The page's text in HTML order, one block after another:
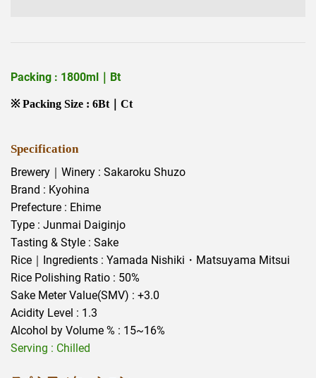
Packing : 1800ml｜Bt
※ Packing Size : 6Bt｜Ct
Specification
Brewery｜Winery : Sakaroku Shuzo
Brand : Kyohina
Prefecture : Ehime
Type : Junmai Daiginjo
Tasting & Style : Sake
Rice｜Ingredients : Yamada Nishiki・Matsuyama Mitsui
Rice Polishing Ratio : 50%
Sake Meter Value(SMV) : +3.0
Acidity Level : 1.3
Alcohol by Volume % : 15~16%
Serving : Chilled